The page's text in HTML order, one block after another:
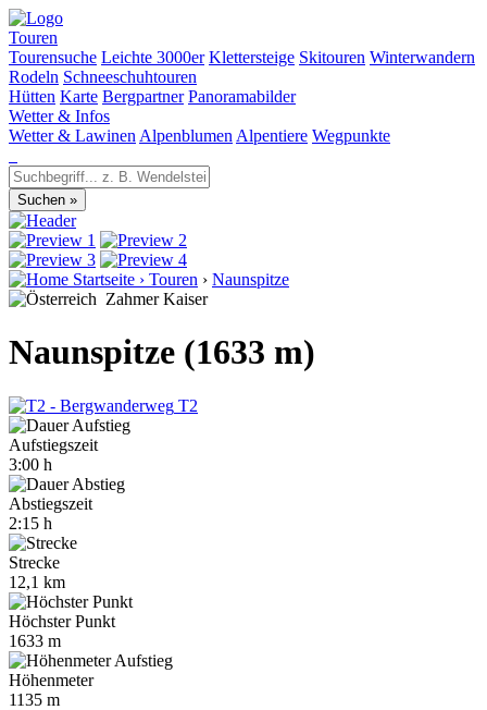
Touren
Tourensuche Leichte 3000er Klettersteige Skitouren Winterwandern
Rodeln Schneeschuhtouren
Hütten Karte Bergpartner Panoramabilder
Wetter & Infos
Wetter & Lawinen Alpenblumen Alpentiere Wegpunkte
Startseite › Touren › Naunspitze
Zahmer Kaiser
Naunspitze (1633 m)
T2
Aufstiegszeit
3:00 h
Abstiegszeit
2:15 h
Strecke
12,1 km
Höchster Punkt
1633 m
Höhenmeter
1135 m